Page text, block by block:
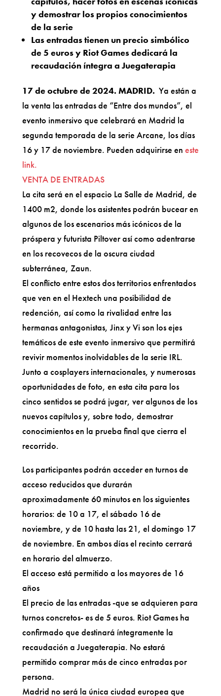
y demostrar los propios conocimientos
de la serie
Las entradas tienen un precio simbólico
de 5 euros y Riot Games dedicará la
recaudación íntegra a Juegaterapia
17 de octubre de 2024. MADRID. Ya están a
la venta las entradas de “Entre dos mundos”, el
evento inmersivo que celebrará en Madrid la
segunda temporada de la serie Arcane, los días
16 y 17 de noviembre. Pueden adquirirse en este
link.
VENTA DE ENTRADAS
La cita será en el espacio La Salle de Madrid, de
1400 m2, donde los asistentes podrán bucear en
algunos de los escenarios más icónicos de la
próspera y futurista Piltover así como adentrarse
en los recovecos de la oscura ciudad
subterránea, Zaun.
El conflicto entre estos dos territorios enfrentados
que ven en el Hextech una posibilidad de
redención, así como la rivalidad entre las
hermanas antagonistas, Jinx y Vi son los ejes
temáticos de este evento inmersivo que permitirá
revivir momentos inolvidables de la serie IRL.
Junto a cosplayers internacionales, y numerosas
oportunidades de foto, en esta cita para los
cinco sentidos se podrá jugar, ver algunos de los
nuevos capítulos y, sobre todo, demostrar
conocimientos en la prueba final que cierra el
recorrido.
Los participantes podrán acceder en turnos de
acceso reducidos que durarán
aproximadamente 60 minutos en los siguientes
horarios: de 10 a 17, el sábado 16 de
noviembre, y de 10 hasta las 21, el domingo 17
de noviembre. En ambos días el recinto cerrará
en horario del almuerzo.
El acceso está permitido a los mayores de 16
años
El precio de las entradas -que se adquieren para
turnos concretos- es de 5 euros. Riot Games ha
confirmado que destinará íntegramente la
recaudación a Juegaterapia. No estará
permitido comprar más de cinco entradas por
persona.
Madrid no será la única ciudad europea que